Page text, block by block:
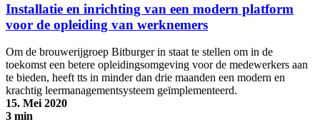
Installatie en inrichting van een modern platform
voor de opleiding van werknemers
Om de brouwerijgroep Bitburger in staat te stellen om in de
toekomst een betere opleidingsomgeving voor de medewerkers aan
te bieden, heeft tts in minder dan drie maanden een modern en
krachtig leermanagementsysteem geïmplementeerd.
15. Mei 2020
3 min